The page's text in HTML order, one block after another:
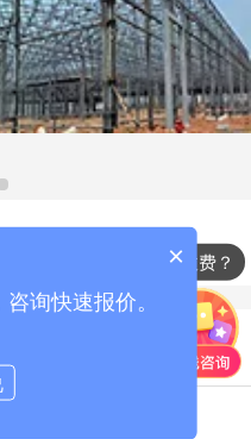
构标书模板
标书代写怎么收费？
×
询快速报价。